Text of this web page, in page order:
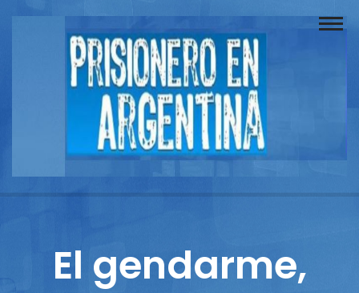
Buscador
Documentos
ReportajesEl gendarme,